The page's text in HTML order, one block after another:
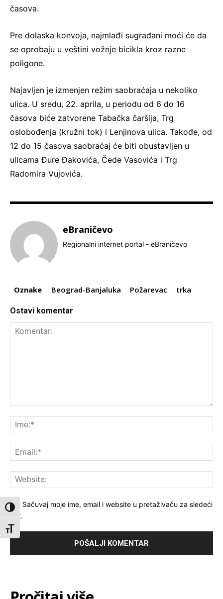
Toggle High Contrast
Toggle Font size
časova.
Pre dolaska konvoja, najmlađi sugrađani moći će da
se oprobaju u veštini vožnje bicikla kroz razne
poligone.
Najavljen je izmenjen režim saobraćaja u nekoliko
ulica. U sredu, 22. aprila, u periodu od 6 do 16
časova biće zatvorene Tabačka čaršija, Trg
oslobođenja (kružni tok) i Lenjinova ulica. Takođe, od
12 do 15 časova saobraćaj će biti obustavljen u
ulicama Đure Đakovića, Čede Vasovića i Trg
Radomira Vujovića.
eBraničevo
Regionalni internet portal - eBraničevo
Oznake Beograd-Banjaluka Požarevac trka
Ostavi komentar
Sačuvaj moje ime, email i website u pretaživaču za sledeći
put.